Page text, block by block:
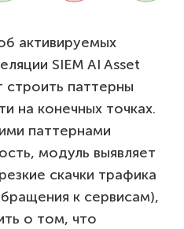
активируемых
SIEM AI Asset
строить паттерны
на конечных точках.
паттернами
модуль выявляет
скачки трафика
к сервисам),
о том, что